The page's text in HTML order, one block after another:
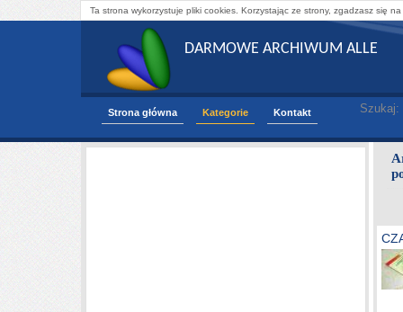
Ta strona wykorzystuje pliki cookies. Korzystając ze strony, zgadzasz się
DARMOWE ARCHIWUM ALLE
Strona główna Kategorie Kontakt Szukaj: